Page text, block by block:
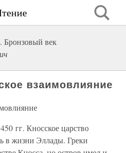
Бронзовый век
взаимовлияние
гг. Кносское царство
в жизни Эллады. Греки